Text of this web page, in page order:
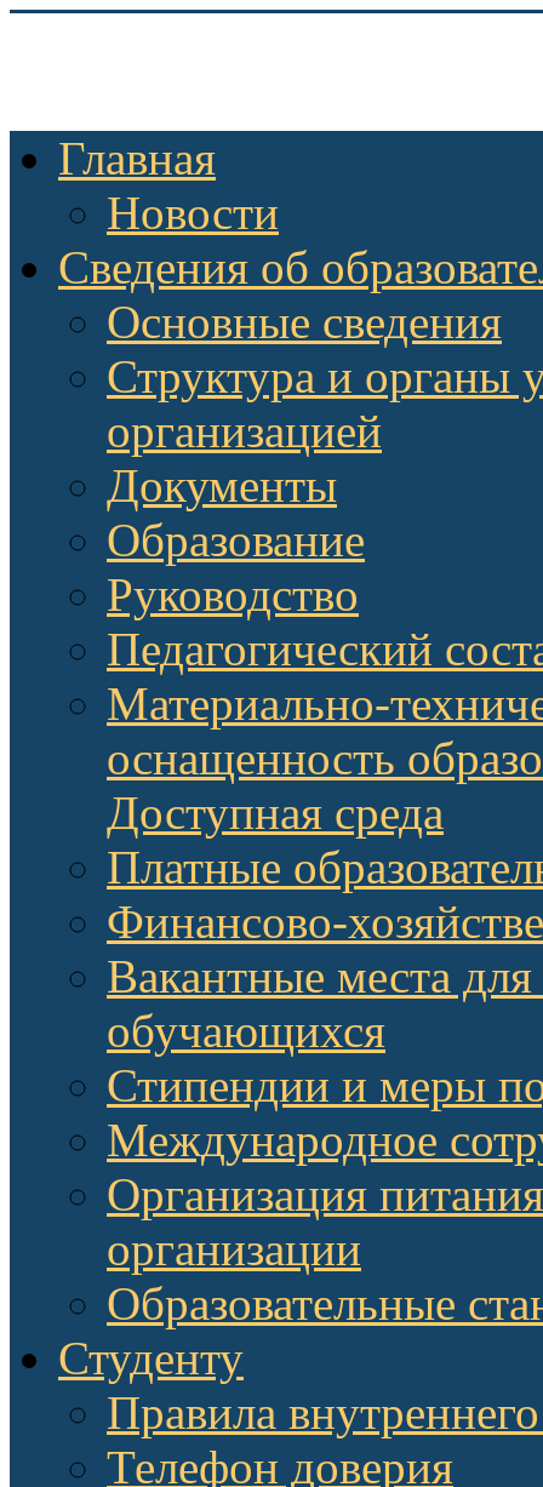
Главная
Новости
Сведения об
Основные сведения
Структура и органы
организацией
Документы
Образование
Руководство
Педагогический
Материально-
оснащенность
Доступная среда
Платные
Финансово-
Вакантные места
обучающихся
Стипендии и меры
Международное
Организация
организации
Образовательные
Студенту
Правила
Телефон доверия